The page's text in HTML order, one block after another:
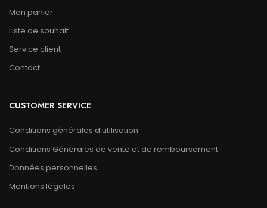
Mon panier
Liste de souhait
Service client
Contact
CUSTOMER SERVICE
Conditions générales d’utilisation
Conditions Générales de vente et de remboursement
Données personnelles
Mentions légales